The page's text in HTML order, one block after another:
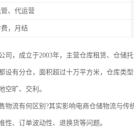
、代运营
，月结
司，成立于2003年，主营仓库租赁、仓
设有分仓，面积超过十万平方米，仓库类
空旷、交利。
物流有何区别?其实影响电商仓储物流与
性、订单波动性、退换货等问题。